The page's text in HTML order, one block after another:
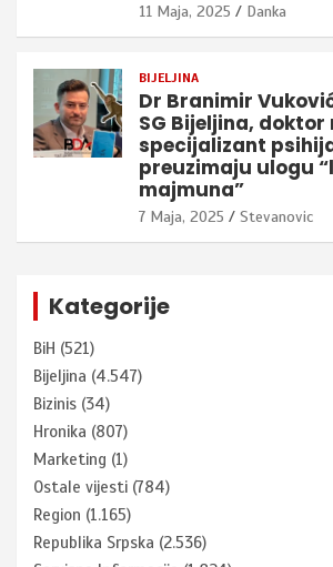
11 Maja, 2025 Danka
BIJELJINA
Dr Branimir
SG Bijeljina, doktor
specijalizant
preuzimaju ulogu
majmuna”
7 Maja, 2025 Stevanovic
Kategorije
BiH (521)
Bijeljina (4.547)
Bizinis (34)
Hronika (807)
Marketing (1)
Ostale vijesti (784)
Region (1.165)
Republika Srpska (2.536)